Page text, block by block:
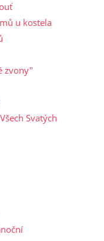
u kostela
zvony"
Svatých